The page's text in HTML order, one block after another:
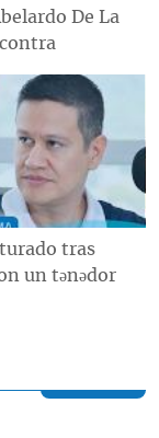
De La
tras
un tǝnǝdor